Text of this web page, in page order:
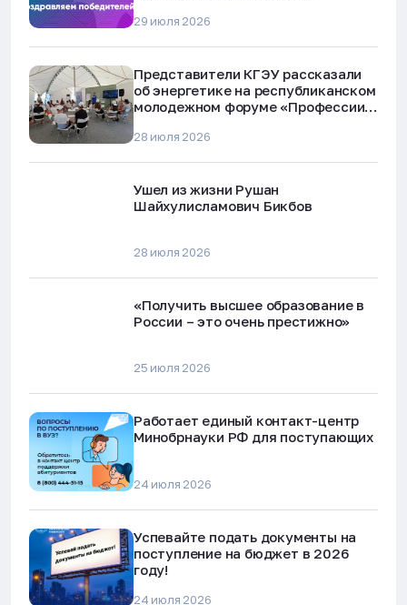
29 июля 2026
Представители КГЭУ рассказали
об энергетике на республиканском
молодежном форуме «Профессии
28 июля 2026
Ушел из жизни Рушан
Шайхулисламович Бикбов
28 июля 2026
«Получить высшее образование в
России – это очень престижно»
25 июля 2026
Работает единый контакт-центр
Минобрнауки РФ для поступающих
24 июля 2026
Успевайте подать документы на
поступление на бюджет в 2026
году!
24 июля 2026